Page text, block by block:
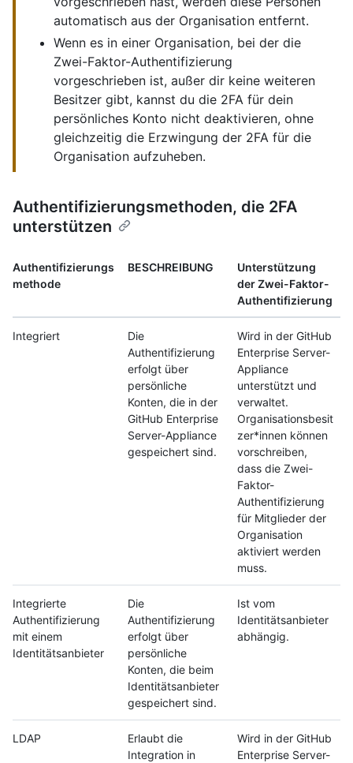
automatisch aus der Organisation entfernt.
Wenn es in einer Organisation, bei der die
Zwei-Faktor-Authentifizierung
vorgeschrieben ist, außer dir keine weiteren
Besitzer gibt, kannst du die 2FA für dein
persönliches Konto nicht deaktivieren, ohne
gleichzeitig die Erzwingung der 2FA für die
Organisation aufzuheben.
Authentifizierungsmethoden, die 2FA
unterstützen
Authentifizierungs
methode
BESCHREIBUNG
Unterstützung
der Zwei-Faktor-
Authentifizierung
Integriert
Die
Authentifizierung
erfolgt über
persönliche
Konten, die in der
GitHub Enterprise
Server-Appliance
gespeichert sind.
Wird in der GitHub
Enterprise Server-
Appliance
unterstützt und
verwaltet.
Organisationsbesit
zer*innen können
vorschreiben,
dass die Zwei-
Faktor-
Authentifizierung
für Mitglieder der
Organisation
aktiviert werden
muss.
Integrierte
Authentifizierung
mit einem
Identitätsanbieter
Die
Authentifizierung
erfolgt über
persönliche
Konten, die beim
Identitätsanbieter
gespeichert sind.
Ist vom
Identitätsanbieter
abhängig.
LDAP
Erlaubt die
Integration in
Wird in der GitHub
Enterprise Server-